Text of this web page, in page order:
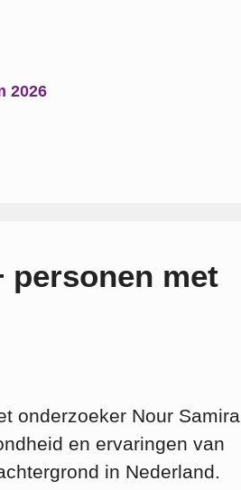
2026
personen met
onderzoeker Nour Samira
en ervaringen van
in Nederland.